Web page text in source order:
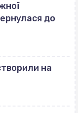
до
на